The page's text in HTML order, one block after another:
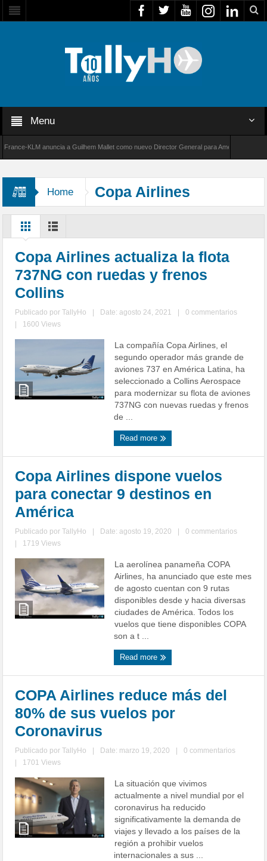
Menu
KLM anuncia a Guilhem Mallet como nuevo Director General para América Latina
Home Copa Airlines
Copa Airlines actualiza la flota
737NG con ruedas y frenos
Collins
Publicado porTallyHo Date: agosto 24, 2021
0 commentarios
1600 Views
La compañía Copa Airlines, el
segundo operador más grande de
aviones 737 en América Latina, ha
seleccionado a Collins Aerospace
para modernizar su flota de aviones
737NG con nuevas ruedas y frenos
de ...
Read more
Copa Airlines dispone vuelos
para conectar 9 destinos en
América
Publicado porTallyHo Date: agosto 19, 2020
0 commentarios
1719 Views
La aerolínea panameña COPA
Airlines, ha anunciado que este mes
de agosto cuentan con 9 rutas
disponibles desde y hacia diversas
ciudades de América. Todos los
vuelos que tiene disponibles COPA
son a t ...
Read more
COPA Airlines reduce más del
80% de sus vuelos por
Coronavirus
Publicado porTallyHo Date: marzo 19, 2020
0 commentarios
1701 Views
La situación que vivimos
actualmente a nivel mundial por el
coronavirus ha reducido
significativamente la demanda de
viajes y llevado a los países de la
región a prohibir vuelos
internacionales a sus ...